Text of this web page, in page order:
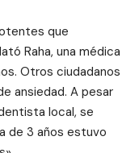
que
Raha, una médica
Otros ciudadanos
ansiedad. A pesar
local, se
de 3 años estuvo